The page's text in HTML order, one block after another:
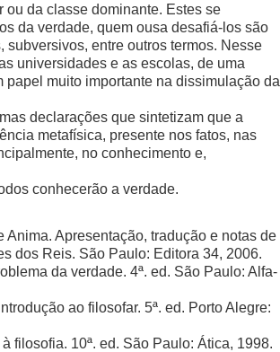
ou da classe dominante. Estes se
da verdade, quem ousa desafiá-los são
subversivos, entre outros termos. Nesse
universidades e as escolas, de uma
papel muito importante na dissimulação da
declarações que sintetizam que a
metafísica, presente nos fatos, nas
no conhecimento e,
conhecerão a verdade.
Anima. Apresentação, tradução e notas de
dos Reis. São Paulo: Editora 34, 2006.
da verdade. 4ª. ed. São Paulo: Alfa-
ao filosofar. 5ª. ed. Porto Alegre:
filosofia. 10ª. ed. São Paulo: Ática, 1998.